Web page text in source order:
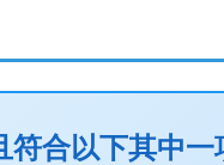
合以下其中一